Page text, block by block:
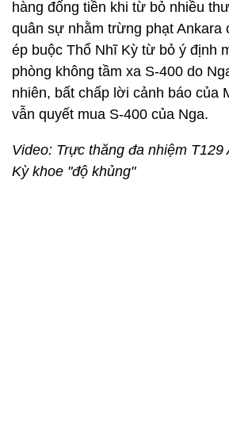
hàng đống tiền khi từ bỏ nhiều
quân sự nhằm trừng phạt Ankara
ép buộc Thổ Nhĩ Kỳ từ bỏ ý định
phòng không tầm xa S-400 do
nhiên, bất chấp lời cảnh báo của
vẫn quyết mua S-400 của Nga.
Video: Trực thăng đa nhiệm T129
Kỳ khoe "độ khủng"